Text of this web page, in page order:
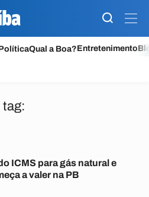
Qual a Boa?Entretenimento
tag:
ICMS para gás natural e
a valer na PB